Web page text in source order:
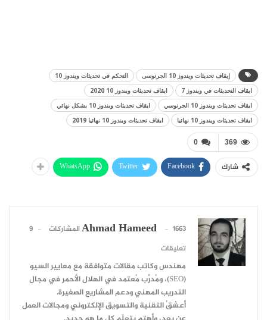
إيقاف تحديثات ويندوز 10 الجرنوسى
التحكم في تحديثات ويندوز 10
ايقاف التحديثات في ويندوز 7
ايقاف تحديثات ويندوز 10 2020
ايقاف تحديثات ويندوز 10 الجرنوسي
ايقاف تحديثات ويندوز 10 بشكل نهائي
ايقاف تحديثات ويندوز 10 نهائيا
ايقاف تحديثات ويندوز 10 نهائيا 2019
0 369
شارك Facebook
Twitter
WhatsApp
Ahmad Hameed 1663 المشاركات
9
تعليقات
مهندس وكاتب مقالات متوافقة مع معايير السيو
(SEO)، ومُدرِّب مُعتمد في الهلال الأحمر في مجال
التدريب المهني ودعم المشاريع الصغيرة.
أعشقُ التقنية والتسويق الإلكتروني ومجالات العمل